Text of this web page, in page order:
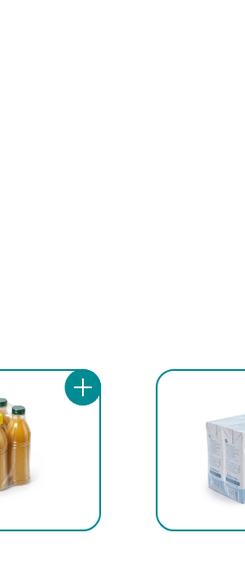
Inoltre, i macchinari
certificati ISO, a